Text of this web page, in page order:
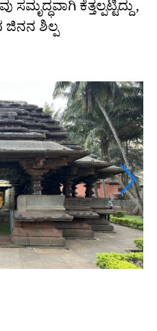
ಕೆತ್ತಲ್ಪಟ್ಟಿದ್ದು,
ಜಿನನ ಶಿಲ್ಪ